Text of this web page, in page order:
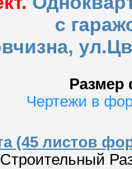
с
Размер
Чертежи в
(45 листов